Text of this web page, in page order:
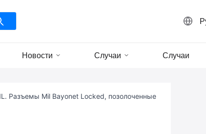
Новости Случаи Случаи
Разъемы Mil Bayonet Locked, позолоченные